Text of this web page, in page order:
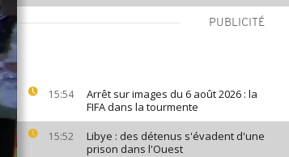
PUBLICITÉ
15:54
Arrêt sur images du 6 août 2026 : la
FIFA dans la tourmente
15:52
Libye : des détenus s'évadent d'une
prison dans l'Ouest